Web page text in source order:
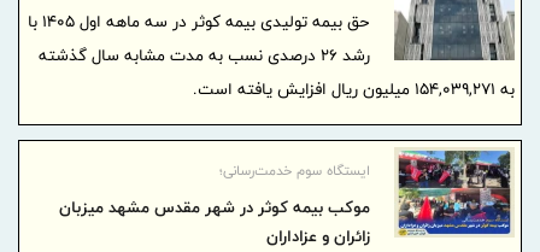
حق بیمه تولیدی بیمه کوثر در سه ماهه اول 1405 با
رشد 26 درصدی نسب به مدت مشابه سال گذشته
به ۱۵۴,۰۳۹,۲۷۱ میلیون ریال افزایش یافته است.
ایستگاه سوم خدمت‌رسانی؛
موکب بیمه کوثر در شهر مقدس مشهد میزبان
زائران و عزاداران